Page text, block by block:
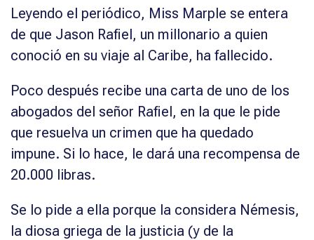
Leyendo el periódico, Miss Marple se entera
de que Jason Rafiel, un millonario a quien
conoció en su viaje al Caribe, ha fallecido.
Poco después recibe una carta de uno de los
abogados del señor Rafiel, en la que le pide
que resuelva un crimen que ha quedado
impune. Si lo hace, le dará una recompensa de
20.000 libras.
Se lo pide a ella porque la considera Némesis,
la diosa griega de la justicia (y de la